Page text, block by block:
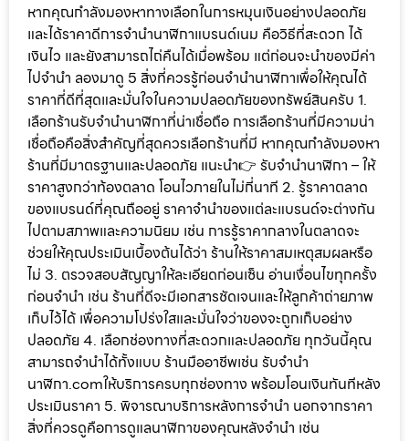
หากคุณกำลังมองหาทางเลือกในการหมุนเงินอย่างปลอดภัย
และได้ราคาดีการจำนำนาฬิกาแบรนด์เนม คือวิธีที่สะดวก ได้
เงินไว และยังสามารถไถ่คืนได้เมื่อพร้อม แต่ก่อนจะนำของมีค่า
ไปจำนำ ลองมาดู 5 สิ่งที่ควรรู้ก่อนจำนำนาฬิกาเพื่อให้คุณได้
ราคาที่ดีที่สุดและมั่นใจในความปลอดภัยของทรัพย์สินครับ 1.
เลือกร้านรับจำนำนาฬิกาที่น่าเชื่อถือ การเลือกร้านที่มีความน่า
เชื่อถือคือสิ่งสำคัญที่สุดควรเลือกร้านที่มี หากคุณกำลังมองหา
ร้านที่มีมาตรฐานและปลอดภัย แนะนำ👉 รับจำนำนาฬิกา – ให้
ราคาสูงกว่าท้องตลาด โอนไวภายในไม่กี่นาที 2. รู้ราคาตลาด
ของแบรนด์ที่คุณถืออยู่ ราคาจำนำของแต่ละแบรนด์จะต่างกัน
ไปตามสภาพและความนิยม เช่น การรู้ราคากลางในตลาดจะ
ช่วยให้คุณประเมินเบื้องต้นได้ว่า ร้านให้ราคาสมเหตุสมผลหรือ
ไม่ 3. ตรวจสอบสัญญาให้ละเอียดก่อนเซ็น อ่านเงื่อนไขทุกครั้ง
ก่อนจำนำ เช่น ร้านที่ดีจะมีเอกสารชัดเจนและให้ลูกค้าถ่ายภาพ
เก็บไว้ได้ เพื่อความโปร่งใสและมั่นใจว่าของจะถูกเก็บอย่าง
ปลอดภัย 4. เลือกช่องทางที่สะดวกและปลอดภัย ทุกวันนี้คุณ
สามารถจำนำได้ทั้งแบบ ร้านมืออาชีพเช่น รับจำนำ
นาฬิกา.comให้บริการครบทุกช่องทาง พร้อมโอนเงินทันทีหลัง
ประเมินราคา 5. พิจารณาบริการหลังการจำนำ นอกจากราคา
สิ่งที่ควรดูคือการดูแลนาฬิกาของคุณหลังจำนำ เช่น